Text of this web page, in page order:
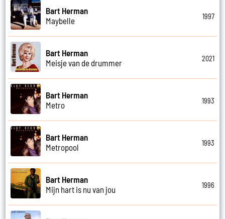
Bart Herman
Maybelle
1997
Bart Herman
Meisje van de drummer
2021
Bart Herman
Metro
1993
Bart Herman
Metropool
1993
Bart Herman
Mijn hart is nu van jou
1996